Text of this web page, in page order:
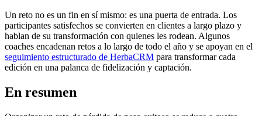
Un reto no es un fin en sí mismo: es una puerta de entrada. Los
participantes satisfechos se convierten en clientes a largo plazo y
hablan de su transformación con quienes les rodean. Algunos
coaches encadenan retos a lo largo de todo el año y se apoyan en el
seguimiento estructurado de HerbaCRM para transformar cada
edición en una palanca de fidelización y captación.
En resumen